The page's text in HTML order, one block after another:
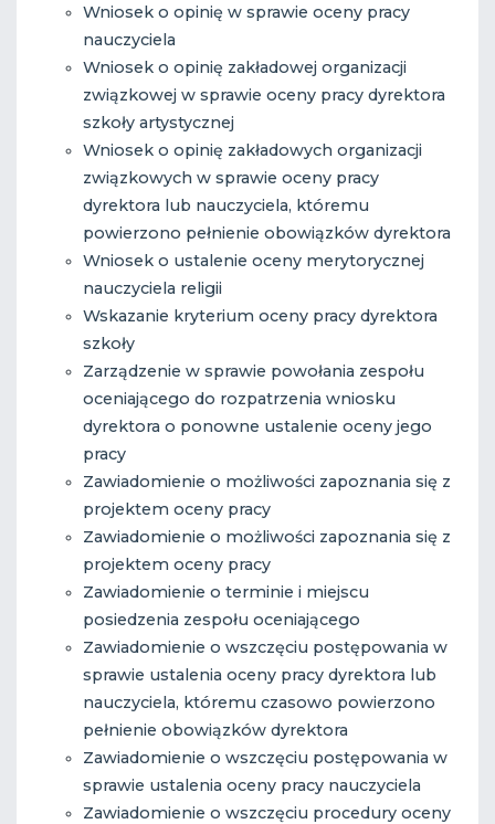
Wniosek o opinię w sprawie oceny pracy
nauczyciela
Wniosek o opinię zakładowej organizacji
związkowej w sprawie oceny pracy dyrektora
szkoły artystycznej
Wniosek o opinię zakładowych organizacji
związkowych w sprawie oceny pracy
dyrektora lub nauczyciela, któremu
powierzono pełnienie obowiązków dyrektora
Wniosek o ustalenie oceny merytorycznej
nauczyciela religii
Wskazanie kryterium oceny pracy dyrektora
szkoły
Zarządzenie w sprawie powołania zespołu
oceniającego do rozpatrzenia wniosku
dyrektora o ponowne ustalenie oceny jego
pracy
Zawiadomienie o możliwości zapoznania się z
projektem oceny pracy
Zawiadomienie o możliwości zapoznania się z
projektem oceny pracy
Zawiadomienie o terminie i miejscu
posiedzenia zespołu oceniającego
Zawiadomienie o wszczęciu postępowania w
sprawie ustalenia oceny pracy dyrektora lub
nauczyciela, któremu czasowo powierzono
pełnienie obowiązków dyrektora
Zawiadomienie o wszczęciu postępowania w
sprawie ustalenia oceny pracy nauczyciela
Zawiadomienie o wszczęciu procedury oceny